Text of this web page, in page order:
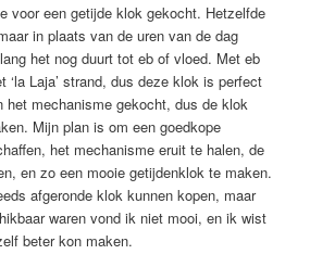
voor een getijde klok gekocht. Hetzelfde
in plaats van de uren van de dag
het nog duurt tot eb of vloed. Met eb
‘la Laja’ strand, dus deze klok is perfect
het mechanisme gekocht, dus de klok
Mijn plan is om een goedkope
het mechanisme eruit te halen, de
en zo een mooie getijdenklok te maken.
afgeronde klok kunnen kopen, maar
waren vond ik niet mooi, en ik wist
beter kon maken.